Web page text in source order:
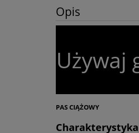
Opis
Używaj
PAS CIĄŻOWY